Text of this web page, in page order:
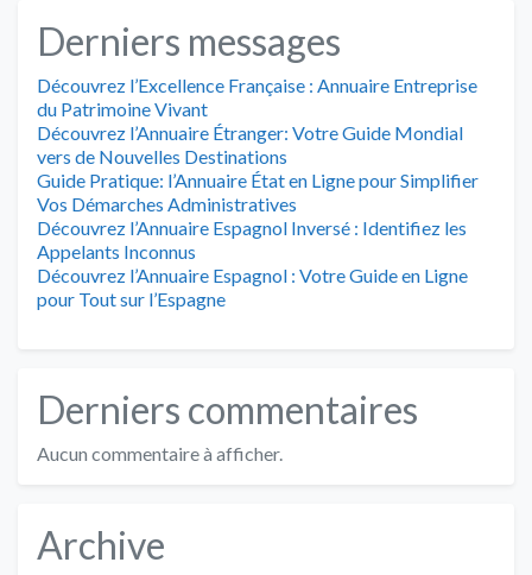
Derniers messages
Découvrez l’Excellence Française : Annuaire Entreprise
du Patrimoine Vivant
Découvrez l’Annuaire Étranger: Votre Guide Mondial
vers de Nouvelles Destinations
Guide Pratique: l’Annuaire État en Ligne pour Simplifier
Vos Démarches Administratives
Découvrez l’Annuaire Espagnol Inversé : Identifiez les
Appelants Inconnus
Découvrez l’Annuaire Espagnol : Votre Guide en Ligne
pour Tout sur l’Espagne
Derniers commentaires
Aucun commentaire à afficher.
Archive